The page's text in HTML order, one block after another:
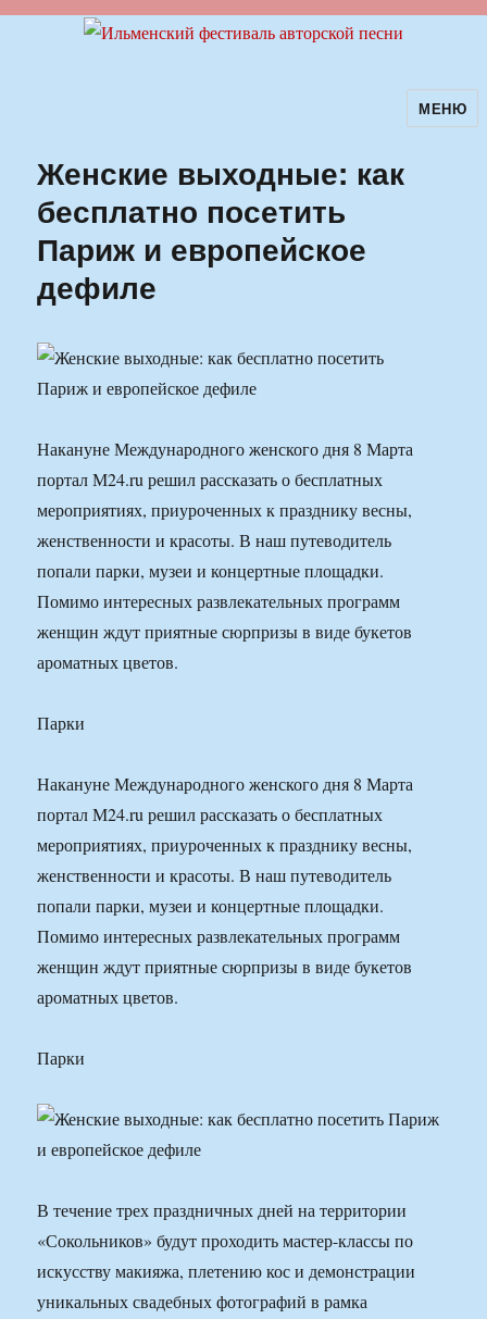
Ильменский фестиваль авторскойМЕНЮ
Женские выходные: как
бесплатно посетить
Париж и европейское
дефиле
Накануне Международного женского дня 8 Марта
портал М24.ru решил рассказать о бесплатных
мероприятиях, приуроченных к празднику весны,
женственности и красоты. В наш путеводитель
попали парки, музеи и концертные площадки.
Помимо интересных развлекательных программ
женщин ждут приятные сюрпризы в виде букетов
ароматных цветов.
Парки
Накануне Международного женского дня 8 Марта
портал М24.ru решил рассказать о бесплатных
мероприятиях, приуроченных к празднику весны,
женственности и красоты. В наш путеводитель
попали парки, музеи и концертные площадки.
Помимо интересных развлекательных программ
женщин ждут приятные сюрпризы в виде букетов
ароматных цветов.
Парки
В течение трех праздничных дней на территории
«Сокольников» будут проходить мастер-классы по
искусству макияжа, плетению кос и демонстрации
уникальных свадебных фотографий в рамка